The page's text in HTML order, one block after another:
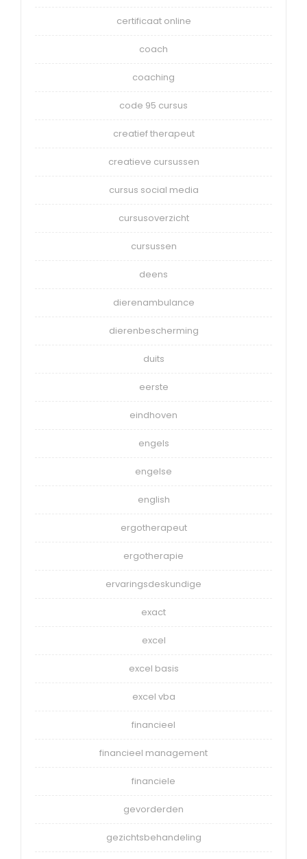
certificaat online
coach
coaching
code 95 cursus
creatief therapeut
creatieve cursussen
cursus social media
cursusoverzicht
cursussen
deens
dierenambulance
dierenbescherming
duits
eerste
eindhoven
engels
engelse
english
ergotherapeut
ergotherapie
ervaringsdeskundige
exact
excel
excel basis
excel vba
financieel
financieel management
financiele
gevorderden
gezichtsbehandeling